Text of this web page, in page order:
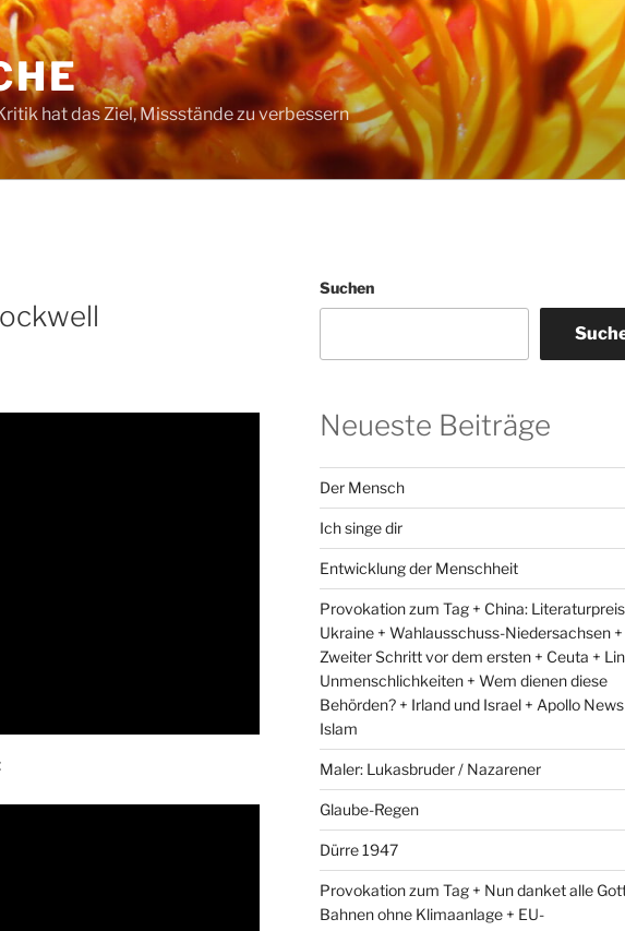
hat das Ziel, Missstände zu verbessern
Suchen
Neueste Beiträge
Der Mensch
Ich singe dir
Entwicklung der Menschheit
Provokation zum Tag + China:
Ukraine + Wahlausschuss-Niedersachsen +
Zweiter Schritt vor dem ersten + Ceuta +
Unmenschlichkeiten + Wem dienen diese
Behörden? + Irland und Israel + Apollo News
Islam
Maler: Lukasbruder / Nazarener
Glaube-Regen
Dürre 1947
Provokation zum Tag + Nun danket alle
Bahnen ohne Klimaanlage + EU-